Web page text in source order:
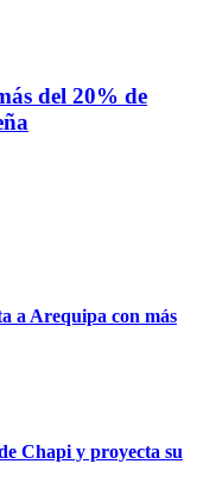
del 20% de
a Arequipa con más
Chapi y proyecta su